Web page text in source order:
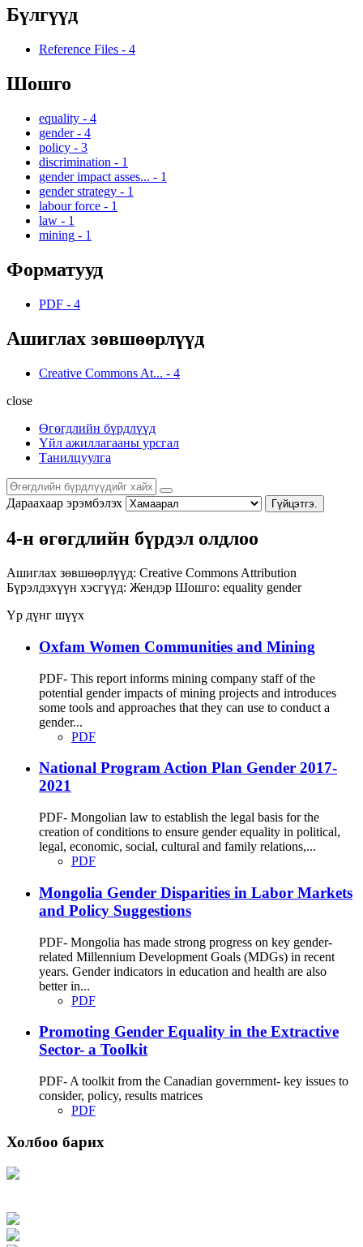
Бүлгүүд
Reference Files - 4
Шошго
equality - 4
gender - 4
policy - 3
discrimination - 1
gender impact asses... - 1
gender strategy - 1
labour force - 1
law - 1
mining - 1
Форматууд
PDF - 4
Ашиглах зөвшөөрлүүд
Creative Commons At... - 4
close
Өгөгдлийн бүрдлүүд
Үйл ажиллагааны урсгал
Танилцуулга
Дараахаар эрэмбэлэх Гүйцэтгэ.
4-н өгөгдлийн бүрдэл олдлоо
Ашиглах зөвшөөрлүүд: Creative Commons Attribution
Бүрэлдэхүүн хэсгүүд: Жендэр Шошго: equality gender
Үр дүнг шүүх
Oxfam Women Communities and Mining
PDF- This report informs mining company staff of the
potential gender impacts of mining projects and introduces
some tools and approaches that they can use to conduct a
gender...
PDF
National Program Action Plan Gender 2017-
2021
PDF- Mongolian law to establish the legal basis for the
creation of conditions to ensure gender equality in political,
legal, economic, social, cultural and family relations,...
PDF
Mongolia Gender Disparities in Labor Markets
and Policy Suggestions
PDF- Mongolia has made strong progress on key gender-
related Millennium Development Goals (MDGs) in recent
years. Gender indicators in education and health are also
better in...
PDF
Promoting Gender Equality in the Extractive
Sector- a Toolkit
PDF- A toolkit from the Canadian government- key issues to
consider, policy, results matrices
PDF
Холбоо барих